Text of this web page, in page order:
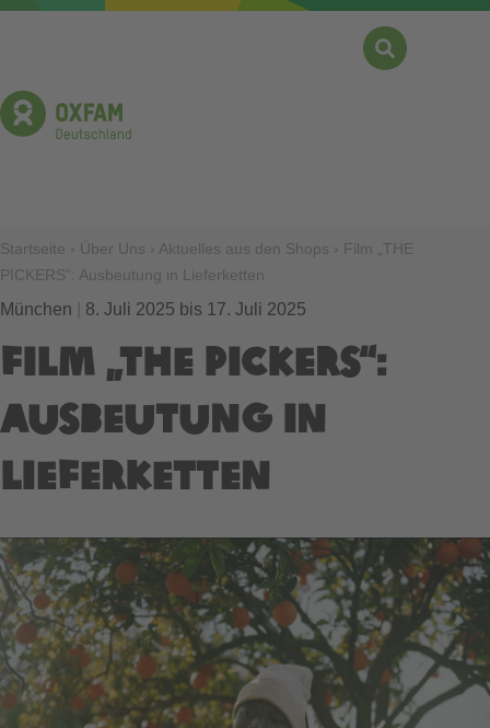
Direkt
Pfadnavigation
Startseite Über Uns Aktuelles aus den Shops
Film „THE
PICKERS“: Ausbeutung in Lieferketten
München 8. Juli 2025 bis 17. Juli 2025
Film „THE PICKERS“:
Ausbeutung in
Lieferketten